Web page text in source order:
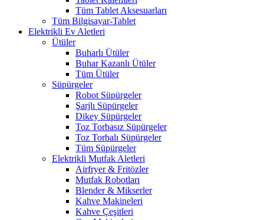
Tüm Tablet Aksesuarları
Tüm Bilgisayar-Tablet
Elektrikli Ev Aletleri
Ütüler
Buharlı Ütüler
Buhar Kazanlı Ütüler
Tüm Ütüler
Süpürgeler
Robot Süpürgeler
Şarjlı Süpürgeler
Dikey Süpürgeler
Toz Torbasız Süpürgeler
Toz Torbalı Süpürgeler
Tüm Süpürgeler
Elektrikli Mutfak Aletleri
Airfryer & Fritözler
Mutfak Robotları
Blender & Mikserler
Kahve Makineleri
Kahve Çeşitleri